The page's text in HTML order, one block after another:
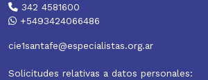
342 4581600
+5493424066486
cie1santafe@especialistas.org.ar
Solicitudes relativas a datos personales: